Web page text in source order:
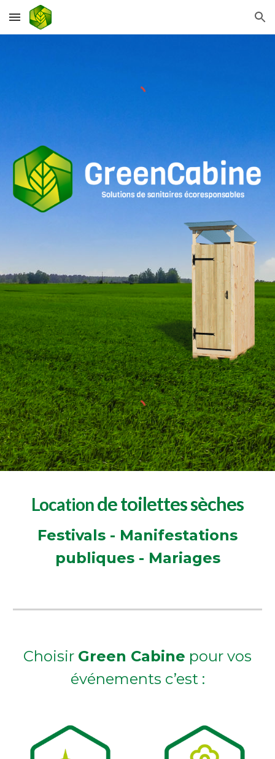
Skip to main content Skip to navigation
Locationde toilettes sèches
Festivals - Manifestations
publiques - Mariages
Choisir Green Cabine pour vos
événements c’est :